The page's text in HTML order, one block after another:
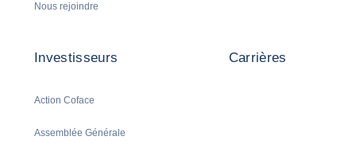
Nous rejoindre
Investisseurs
Action Coface
Assemblée Générale
Carrières